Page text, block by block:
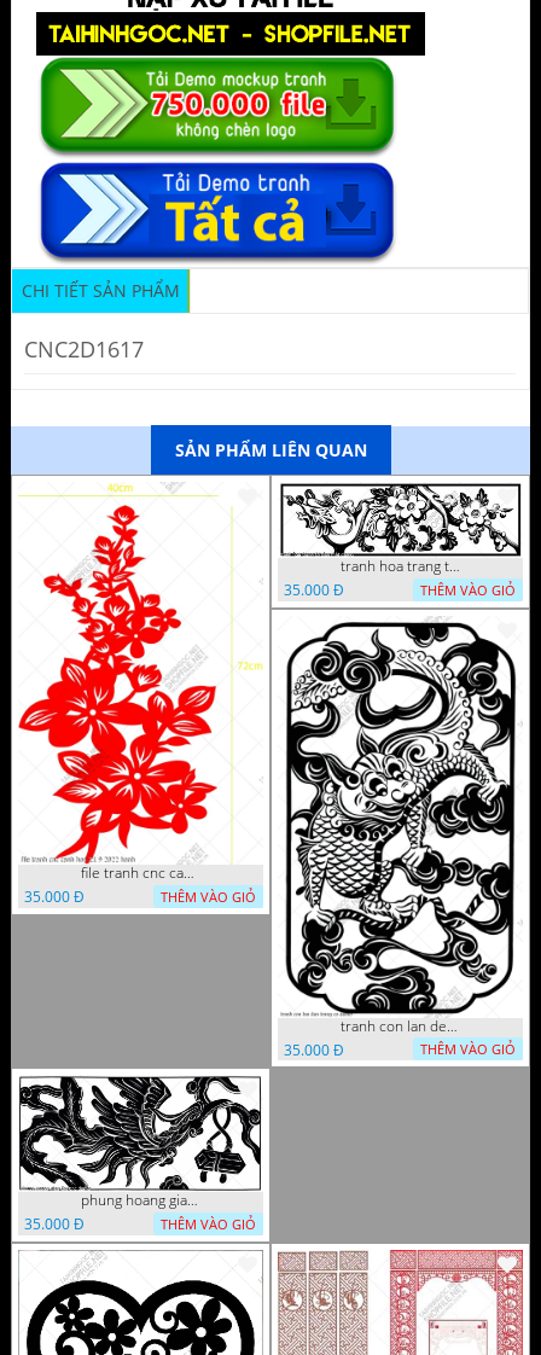
CHI TIẾT SẢN PHẨM
CNC2D1617
SẢN PHẨM LIÊN QUAN
file tranh cnc canh hoa 21 9 2022 hanh
35.000 Đ
THÊM VÀO GIỎ
tranh hoa trang tri dep mat
35.000 Đ
THÊM VÀO GIỎ
tranh con lan den trang co
35.000 Đ
THÊM VÀO GIỎ
phung hoang giao thu cnc
35.000 Đ
THÊM VÀO GIỎ